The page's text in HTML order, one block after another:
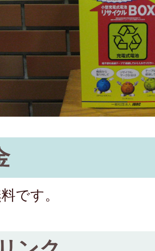
です。